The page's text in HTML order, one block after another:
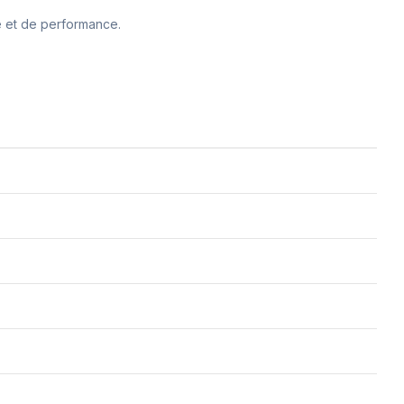
et de performance.